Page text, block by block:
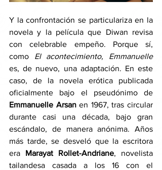
Y la confrontación se particulariza en la
novela y la película que Diwan revisa
con celebrable empeño. Porque sí,
como
El acontecimiento, Emmanuelle
es, de nuevo, una adaptación. En este
caso, de la novela erótica publicada
Emmanuelle Arsan en 1967, tras circular
durante casi una década, bajo gran
escándalo, de manera anónima. Años
más tarde, se desveló que la escritora
era Marayat Rollet-Andriane, novelista
tailandesa casada a los 16 con el